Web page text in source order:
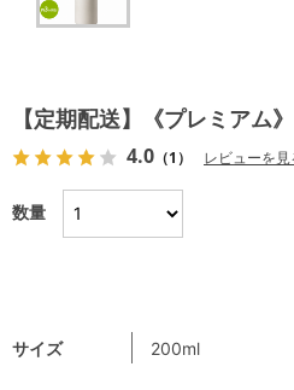
【定期配送】《プレミアム
4.0 （1） レビューを見
サイズ 200ml
数量